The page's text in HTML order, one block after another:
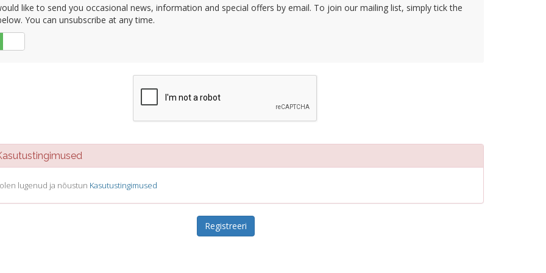
like to send you occasional news, information and special offers by email. To join our mailing list, simply tick the
You can unsubscribe at any time.
lugenud ja nõustun Kasutustingimused